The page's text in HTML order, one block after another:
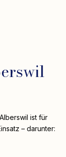
ist für
– darunter: